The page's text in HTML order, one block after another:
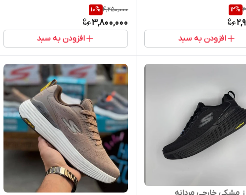
12%
افزودن به سبد
4,250,000
10%
3,800,000
افزودن به سبد